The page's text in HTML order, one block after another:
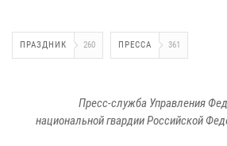
ПРАЗДНИК 260 ПРЕССА 361
Пресс-служба Управления
национальной гвардии Российской